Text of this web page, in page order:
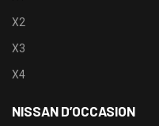
X2
X3
X4
NISSAN D’OCCASION